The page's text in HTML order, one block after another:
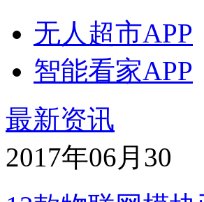
无人超市APP
智能看家APP
最新资讯
2017年06月 30